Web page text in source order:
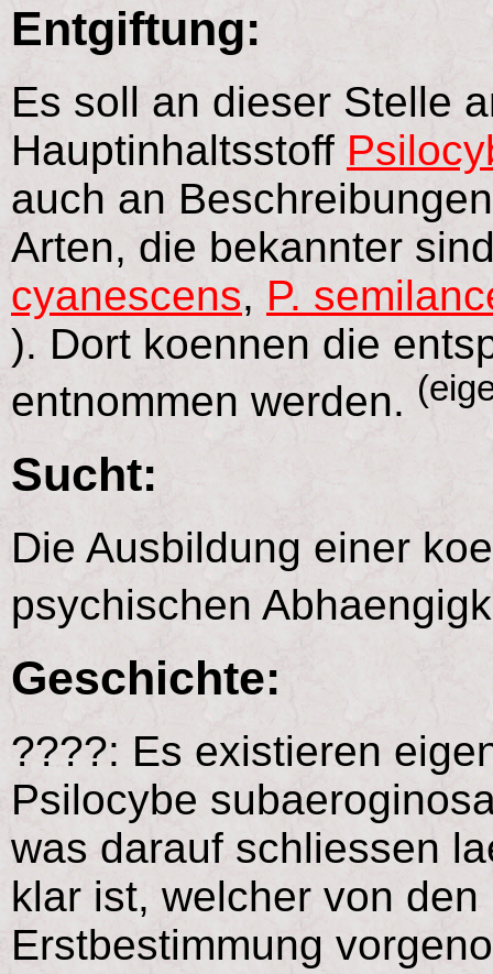
Entgiftung:
Es soll an dieser Stelle
Hauptinhaltsstoff
auch an
Arten, die bekannter
cyanescens, P.
). Dort koennen die
entnommen werden.
Sucht:
Die Ausbildung einer
psychischen
Geschichte:
????: Es existieren
Psilocybe
was darauf schliessen
klar ist, welcher von
Erstbestimmung